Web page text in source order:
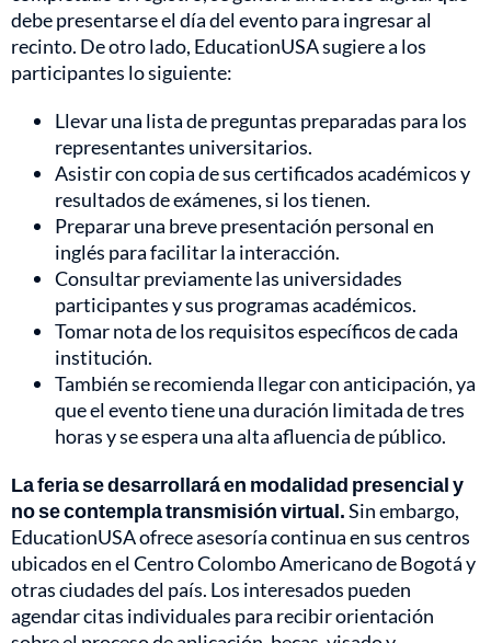
debe presentarse el día del evento para ingresar al
recinto. De otro lado, EducationUSA sugiere a los
participantes lo siguiente:
Llevar una lista de preguntas preparadas para los
representantes universitarios.
Asistir con copia de sus certificados académicos y
resultados de exámenes, si los tienen.
Preparar una breve presentación personal en
inglés para facilitar la interacción.
Consultar previamente las universidades
participantes y sus programas académicos.
Tomar nota de los requisitos específicos de cada
institución.
También se recomienda llegar con anticipación, ya
que el evento tiene una duración limitada de tres
horas y se espera una alta afluencia de público.
La feria se desarrollará en modalidad presencial y
no se contempla transmisión virtual.Sin embargo,
EducationUSA ofrece asesoría continua en sus centros
ubicados en el Centro Colombo Americano de Bogotá y
otras ciudades del país. Los interesados pueden
agendar citas individuales para recibir orientación